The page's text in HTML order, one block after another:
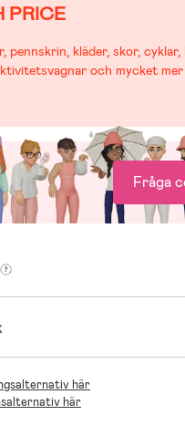
PRICE
pennskrin, kläder, skor,
och mycket
Fråga
här
här